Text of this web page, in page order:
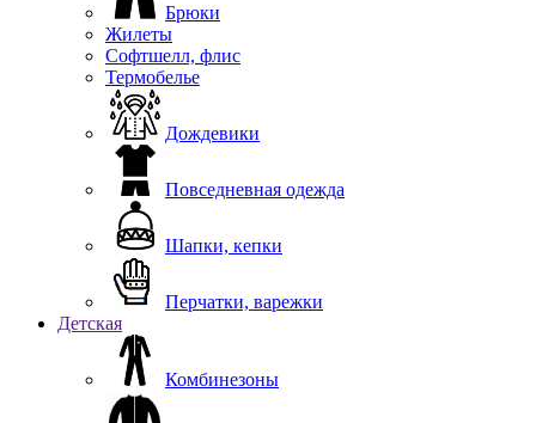
Брюки
Жилеты
Софтшелл, флис
Термобелье
Дождевики
Повседневная одежда
Шапки, кепки
Перчатки, варежки
Детская
Комбинезоны